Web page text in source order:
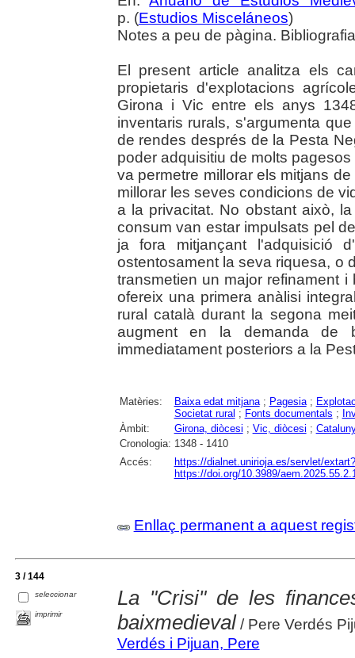
p. (Estudios Misceláneos)
Notes a peu de pàgina.
El present article analitza els
propietaris d'explotacions
Girona i Vic entre els anys
inventaris rurals, s'argumenta
de rendes després de la Pesta
poder adquisitiu de molts
va permetre millorar els mitjans
millorar les seves condicions de
a la privacitat. No obstant això,
consum van estar impulsats pel
ja fora mitjançant l'adquisició
ostentosament la seva riquesa, o
transmetien un major refinament
ofereix una primera anàlisi
rural català durant la segona
augment en la demanda de
immediatament posteriors a la
Matèries: Baixa edat mitjana; Pagesia;
Societat rural ; Fonts documentals ;
Àmbit:
Girona, diòcesi ; Vic, diòcesi ;
Cronologia: 1348 - 1410
Accés:
https://dialnet.unirioja.es/servlet/
https://doi.org/10.3989/
Enllaç permanent a aquest
3 / 144
seleccionar
imprimir
La "Crisi" de les
baixmedieval/ Pere Verdés
Verdés i Pijuan, Pere